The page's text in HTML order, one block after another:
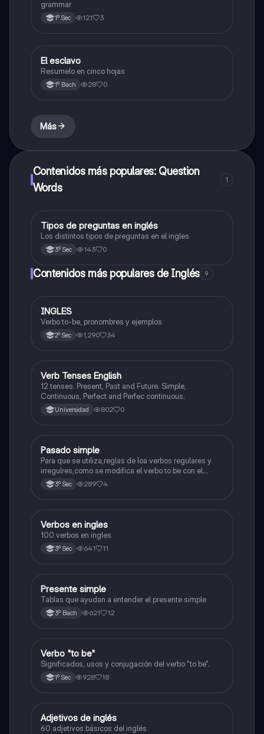
grammar
1º Sec 121 3
Literatura
El esclavo
Resumelo en cinco hojas
1º Bach 28 0
Más
Contenidos más populares: Question
Words
1
Inglés
Tipos de preguntas en inglés
Los distintos tipos de preguntas en el ingles
3º Sec 143 0
Contenidos más populares de Inglés 9
Inglés
INGLES
Verbo to-be, pronombres y ejemplos
2º Sec 1,290 34
VInglés
Verb Tenses English
12 tenses. Present, Past and Future. Simple,
Continuous, Perfect and Perfec continuous.
Universidad 802 0
Inglés
Pasado simple
Para que se utiliza,reglas de loa verbos regulares y
irregulres,como se modifica el verbo to be con el
pasado simple.
3º Sec 289 4
Inglés
Verbos en ingles
100 verbos en ingles
3º Sec 641 11
Inglés
Presente simple
Tablas que ayudan a entender el presente simple
3º Bach 621 12
Inglés
Verbo "to be"
Significados, usos y conjugación del verbo "to be".
1º Sec 928 18
Inglés
Adjetivos de inglés
60 adjetivos básicos del inglés